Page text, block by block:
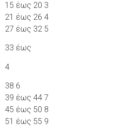
15 έως 20 3
21 έως 26 4
27 έως 32 5
33 έως
4
38 6
39 έως 44 7
45 έως 50 8
51 έως 55 9